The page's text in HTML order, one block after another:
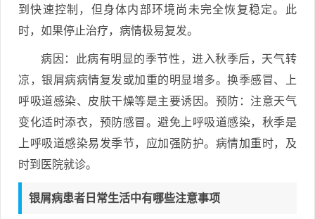
到快速控制，但身体内部环境尚未完全恢复稳定。此
时，如果停止治疗，病情极易复发。
病因：此病有明显的季节性，进入秋季后，天气转
凉，银屑病病情复发或加重的明显增多。换季感冒、上
呼吸道感染、皮肤干燥等是主要诱因。预防：注意天气
变化适时添衣，预防感冒。避免上呼吸道感染，秋季是
上呼吸道感染易发季节，应加强防护。病情加重时，及
时到医院就诊。
银屑病患者日常生活中有哪些注意事项